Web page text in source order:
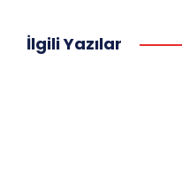
İlgili Yazılar